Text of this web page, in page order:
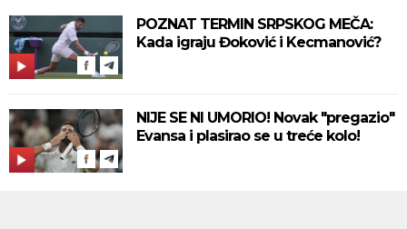
POZNAT TERMIN SRPSKOG MEČA:
Kada igraju Đoković i Kecmanović?
NIJE SE NI UMORIO! Novak "pregazio"
Evansa i plasirao se u treće kolo!